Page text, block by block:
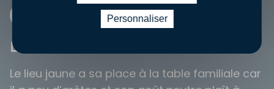
LIEU JAUNE
Le lieu jaune a sa place à la table familiale car
Personnaliser